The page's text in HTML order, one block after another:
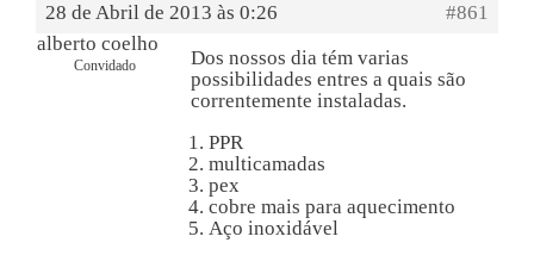
28 de Abril de 2013 às 0:26
#861
alberto coelho
Convidado
Dos nossos dia tém varias
possibilidades entres a quais são
correntemente instaladas.
PPR
multicamadas
pex
cobre mais para aquecimento
Aço inoxidável